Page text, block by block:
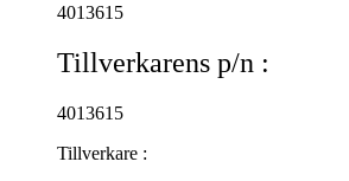
4013615
Tillverkarens p/n :
4013615
Tillverkare :